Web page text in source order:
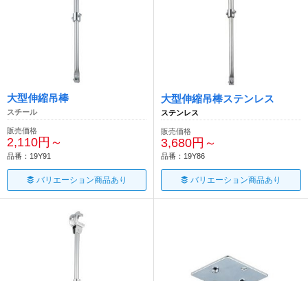
大型伸縮吊棒
スチール
販売価格
2,110円～
品番：19Y91
バリエーション商品あり
大型伸縮吊棒ステンレス
ステンレス
販売価格
3,680円～
品番：19Y86
バリエーション商品あり